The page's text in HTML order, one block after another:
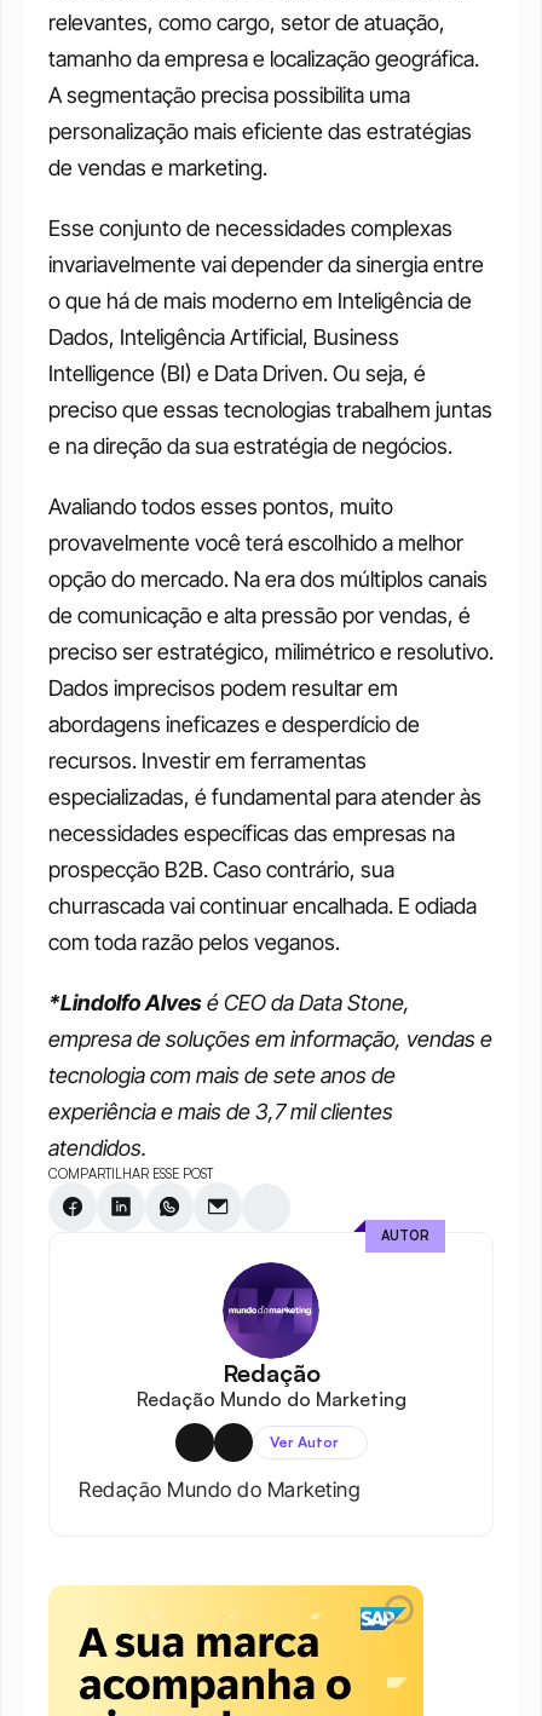
relevantes, como cargo, setor de atuação,
tamanho da empresa e localização geográfica.
A segmentação precisa possibilita uma
personalização mais eficiente das estratégias
de vendas e marketing.
Esse conjunto de necessidades complexas
invariavelmente vai depender da sinergia entre
o que há de mais moderno em Inteligência de
Dados, Inteligência Artificial, Business
Intelligence (BI) e Data Driven. Ou seja, é
preciso que essas tecnologias trabalhem juntas
e na direção da sua estratégia de negócios.
Avaliando todos esses pontos, muito
provavelmente você terá escolhido a melhor
opção do mercado. Na era dos múltiplos canais
de comunicação e alta pressão por vendas, é
preciso ser estratégico, milimétrico e resolutivo.
Dados imprecisos podem resultar em
abordagens ineficazes e desperdício de
recursos. Investir em ferramentas
especializadas, é fundamental para atender às
necessidades específicas das empresas na
prospecção B2B. Caso contrário, sua
churrascada vai continuar encalhada. E odiada
com toda razão pelos veganos.
*Lindolfo Alves é CEO da Data Stone,
empresa de soluções em informação, vendas e
tecnologia com mais de sete anos de
experiência e mais de 3,7 mil clientes
atendidos.
COMPARTILHAR ESSE POST
Redação
Redação Mundo do Marketing
Ver Autor
Redação Mundo do Marketing
AUTOR